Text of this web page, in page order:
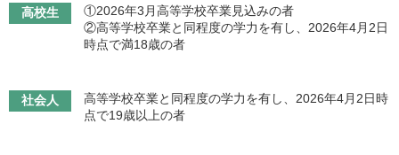
高校生
①2026年3月高等学校卒業見込みの者
②高等学校卒業と同程度の学力を有し、2026年4月2日
時点で満18歳の者
社会人
高等学校卒業と同程度の学力を有し、2026年4月2日時
点で19歳以上の者